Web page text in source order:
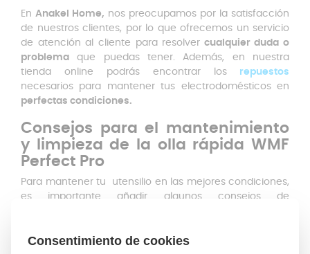
En Anakel Home, nos preocupamos por la satisfacción
de nuestros clientes, por lo que ofrecemos un servicio
de atención al cliente para resolver cualquier duda o
problema que puedas tener. Además, en nuestra
tienda online podrás encontrar los repuestos
necesarios para mantener tus electrodomésticos en
perfectas condiciones.
Consejos para el mantenimiento
y limpieza de la olla rápida WMF
Perfect Pro
Para mantener tu utensilio en las mejores condiciones,
es importante añadir algunos consejos de
Antes de utilizarla, asegúrate de que la